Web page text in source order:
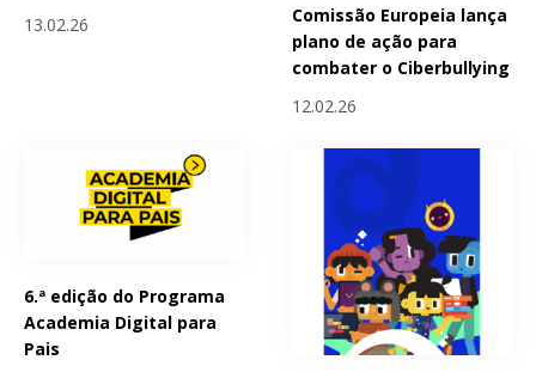
13.02.26
Comissão Europeia lança
plano de ação para
combater o Ciberbullying
12.02.26
6.ª edição do Programa
Academia Digital para
Pais